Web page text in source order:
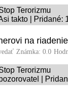
Terorizmu
takto | Pridané:
na
Známka: 0.0
Terorizmu
|